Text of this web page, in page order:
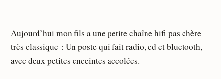
Aujourd’hui mon fils a une petite chaîne hifi pas chère
très classique : Un poste qui fait radio, cd et bluetooth,
avec deux petites enceintes accolées.